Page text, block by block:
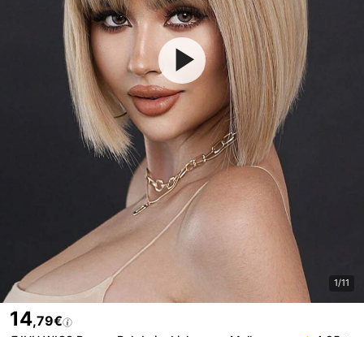
1/11
14,79€